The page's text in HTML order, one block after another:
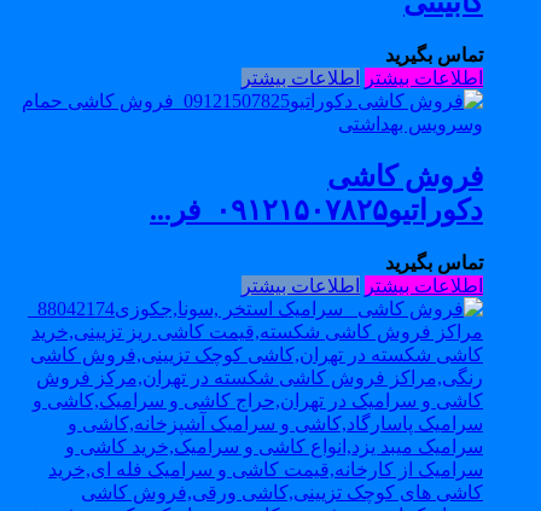
تماس بگیرید
اطلاعات بیشتر اطلاعات بیشتر
فروش کاشی
دکوراتیو۰۹۱۲۱۵۰۷۸۲۵_فر...
تماس بگیرید
اطلاعات بیشتر اطلاعات بیشتر